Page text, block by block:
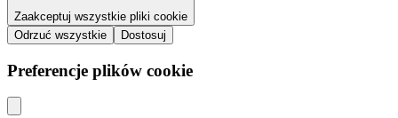
Zaakceptuj wszystkie pliki cookie
Odrzuć wszystkie
Dostosuj
Preferencje plików cookie